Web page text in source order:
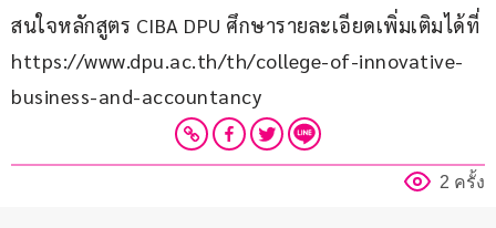
สนใจหลักสูตร CIBA DPU ศึกษารายละเอียดเพิ่มเติมได้ที่
https://www.dpu.ac.th/th/college-of-innovative-
business-and-accountancy
2 ครั้ง